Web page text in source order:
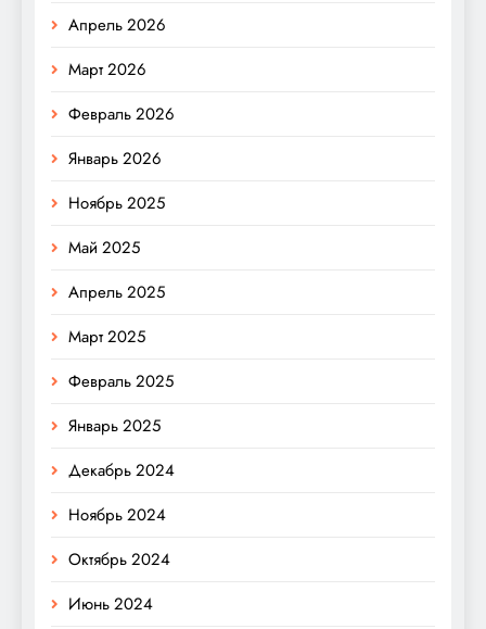
Апрель 2026
Март 2026
Февраль 2026
Январь 2026
Ноябрь 2025
Май 2025
Апрель 2025
Март 2025
Февраль 2025
Январь 2025
Декабрь 2024
Ноябрь 2024
Октябрь 2024
Июнь 2024